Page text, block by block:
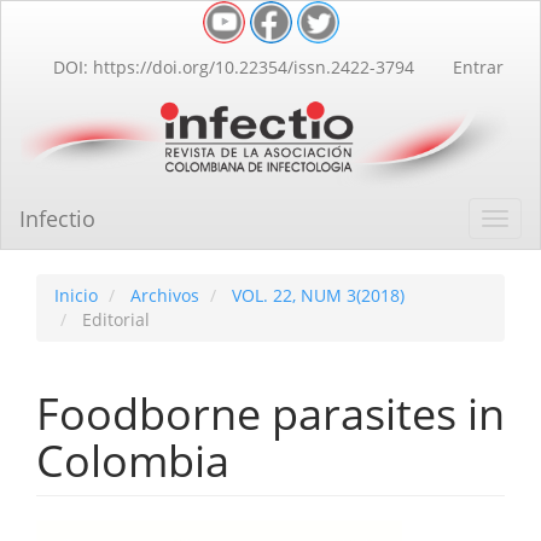
Contenido
principal
lateral
DOI: https://doi.org/10.22354/issn.2422-3794 Entrar
Infectio
Inicio Archivos
VOL. 22, NUM 3(2018)
Editorial
Foodborne parasites in
Colombia